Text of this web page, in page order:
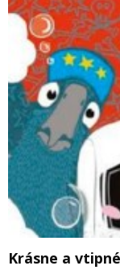
Krásne a